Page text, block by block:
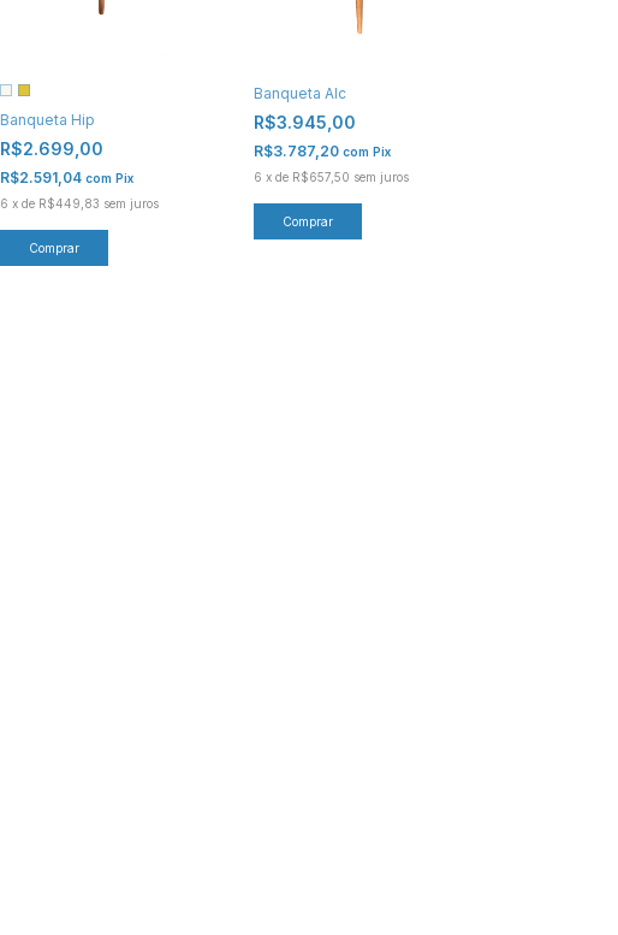
Banqueta Hip
R$2.699,00
R$2.591,04 com Pix
6 x de R$449,83 sem juros
Comprar
Banqueta Alc
R$3.945,00
R$3.787,20 com Pix
6 x de R$657,50 sem juros
Comprar